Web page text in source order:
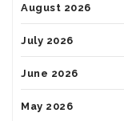
August 2026
July 2026
June 2026
May 2026